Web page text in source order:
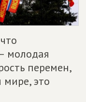
– молодая
перемен,
мире, это